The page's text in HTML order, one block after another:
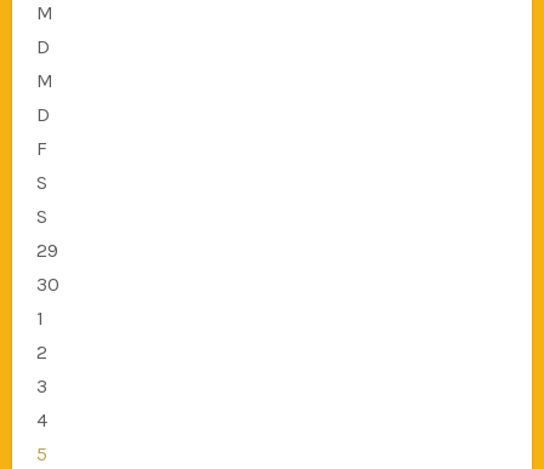
M
D
M
D
F
S
S
29
30
1
2
3
4
5